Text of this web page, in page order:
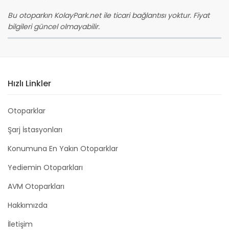
Bu otoparkın KolayPark.net ile ticari bağlantısı yoktur. Fiyat
bilgileri güncel olmayabilir.
Hızlı Linkler
Otoparklar
Şarj İstasyonları
Konumuna En Yakın Otoparklar
Yediemin Otoparkları
AVM Otoparkları
Hakkımızda
İletişim